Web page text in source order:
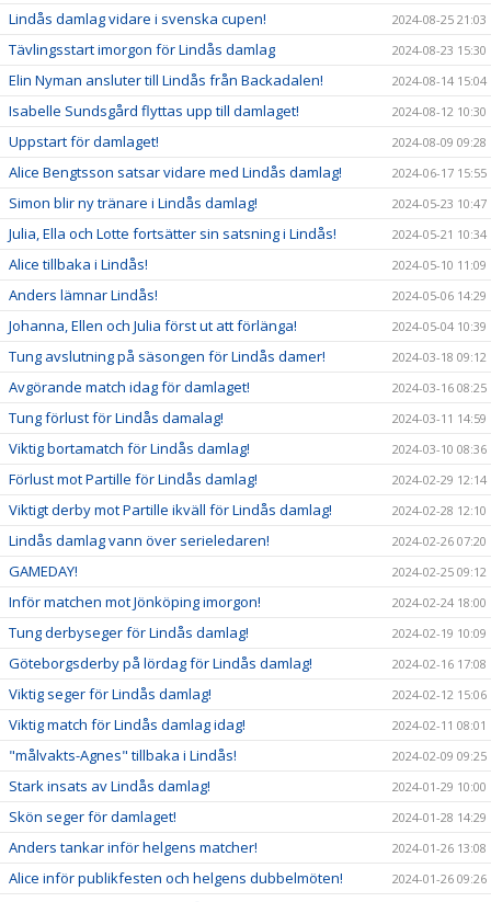
Lindås damlag vidare i svenska cupen! 2024-08-25 21:03
Tävlingsstart imorgon för Lindås damlag 2024-08-23 15:30
Elin Nyman ansluter till Lindås från Backadalen! 2024-08-14 15:04
Isabelle Sundsgård flyttas upp till damlaget! 2024-08-12 10:30
Uppstart för damlaget! 2024-08-09 09:28
Alice Bengtsson satsar vidare med Lindås damlag! 2024-06-17 15:55
Simon blir ny tränare i Lindås damlag! 2024-05-23 10:47
Julia, Ella och Lotte fortsätter sin satsning i Lindås! 2024-05-21 10:34
Alice tillbaka i Lindås! 2024-05-10 11:09
Anders lämnar Lindås! 2024-05-06 14:29
Johanna, Ellen och Julia först ut att förlänga! 2024-05-04 10:39
Tung avslutning på säsongen för Lindås damer! 2024-03-18 09:12
Avgörande match idag för damlaget! 2024-03-16 08:25
Tung förlust för Lindås damalag! 2024-03-11 14:59
Viktig bortamatch för Lindås damlag! 2024-03-10 08:36
Förlust mot Partille för Lindås damlag! 2024-02-29 12:14
Viktigt derby mot Partille ikväll för Lindås damlag! 2024-02-28 12:10
Lindås damlag vann över serieledaren! 2024-02-26 07:20
GAMEDAY! 2024-02-25 09:12
Inför matchen mot Jönköping imorgon! 2024-02-24 18:00
Tung derbyseger för Lindås damlag! 2024-02-19 10:09
Göteborgsderby på lördag för Lindås damlag! 2024-02-16 17:08
Viktig seger för Lindås damlag! 2024-02-12 15:06
Viktig match för Lindås damlag idag! 2024-02-11 08:01
"målvakts-Agnes" tillbaka i Lindås! 2024-02-09 09:25
Stark insats av Lindås damlag! 2024-01-29 10:00
Skön seger för damlaget! 2024-01-28 14:29
Anders tankar inför helgens matcher! 2024-01-26 13:08
Alice inför publikfesten och helgens dubbelmöten! 2024-01-26 09:26